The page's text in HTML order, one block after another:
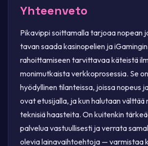
Yhteenveto
Pikavippi soittamalla tarjoaa nopean
tavan saada kasinopelien ja iGamingin
rahoittamiseen tarvittavaa käteistä
monimutkaista verkkoprosessia. Se
hyödyllinen tilanteissa, joissa nopeus
ovat etusijalla, ja kun halutaan välttää
teknisiä haasteita. On kuitenkin
palvelua vastuullisesti ja verrata
olevia lainavaihtoehtoja — varmistaa